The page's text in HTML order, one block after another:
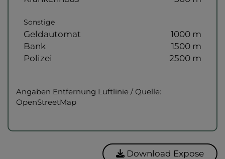
Sonstige
Geldautomat
1000 m
Bank
1500 m
Polizei
2500 m
Angaben Entfernung Luftlinie / Quelle:
OpenStreetMap
Download Expose